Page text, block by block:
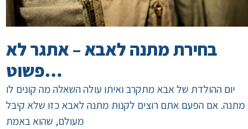
בחירת מתנה לאבא – אתגר לא
פשוט…
יום ההולדת של אבא מתקרב ואיתו עולה השאלה מה קונים לו
מתנה. אם הפעם אתם רוצים לקנות מתנה לאבא כזו שלא קיבל
מעולם, שהוא באמת